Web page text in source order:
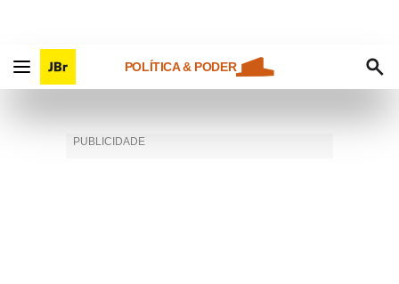
POLÍTICA & PODER